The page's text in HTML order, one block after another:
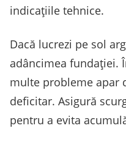
indicațiile tehnice.
Dacă lucrezi pe sol
adâncimea fundației.
multe probleme apar
deficitar. Asigură
pentru a evita